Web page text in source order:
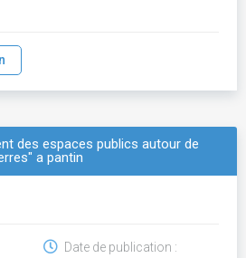
des espaces publics autour de
a pantin
Date de publication :